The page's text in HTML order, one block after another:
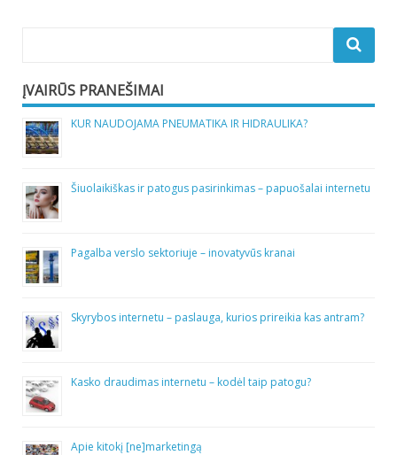
ĮVAIRŪS PRANEŠIMAI
KUR NAUDOJAMA PNEUMATIKA IR HIDRAULIKA?
Šiuolaikiškas ir patogus pasirinkimas – papuošalai internetu
Pagalba verslo sektoriuje – inovatyvūs kranai
Skyrybos internetu – paslauga, kurios prireikia kas antram?
Kasko draudimas internetu – kodėl taip patogu?
Apie kitokį [ne]marketingą